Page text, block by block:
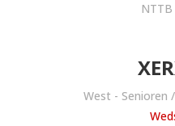
West - Senioren